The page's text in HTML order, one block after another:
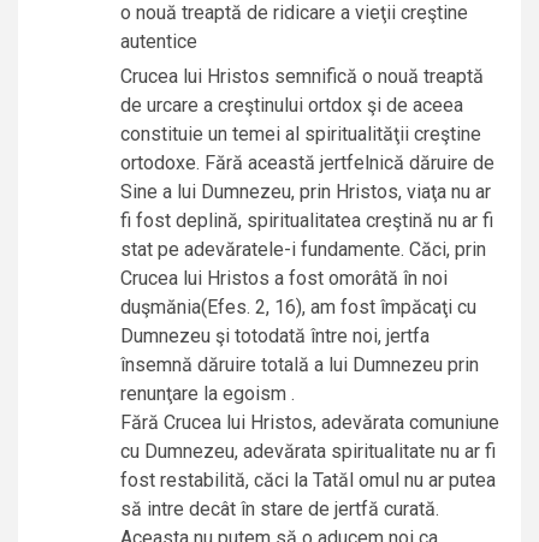
o nouă treaptă de ridicare a vieţii creştine
autentice
Crucea lui Hristos semnifică o nouă treaptă
de urcare a creştinului ortdox şi de aceea
constituie un temei al spiritualităţii creştine
ortodoxe. Fără această jertfelnică dăruire de
Sine a lui Dumnezeu, prin Hristos, viaţa nu ar
fi fost deplină, spiritualitatea creştină nu ar fi
stat pe adevăratele-i fundamente. Căci, prin
Crucea lui Hristos a fost omorâtă în noi
duşmănia(Efes. 2, 16), am fost împăcaţi cu
Dumnezeu şi totodată între noi, jertfa
însemnă dăruire totală a lui Dumnezeu prin
renunţare la egoism .
Fără Crucea lui Hristos, adevărata comuniune
cu Dumnezeu, adevărata spiritualitate nu ar fi
fost restabilită, căci la Tatăl omul nu ar putea
să intre decât în stare de jertfă curată.